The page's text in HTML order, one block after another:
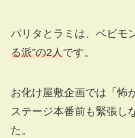
パリタとラミは、ベビモ
る派”の2人です。
お化け屋敷企画では「怖
ステージ本番前も緊張し
た。